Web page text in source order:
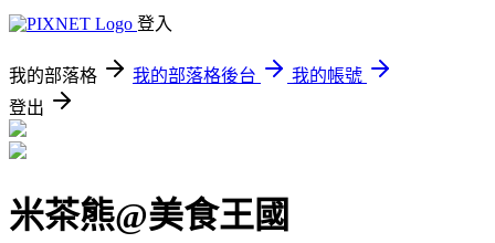
登入
我的部落格 我的部落格後台
我的帳號
登出
米茶熊@美食王國